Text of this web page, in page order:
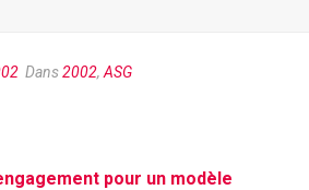
Dans2002, ASG
pour un modèle